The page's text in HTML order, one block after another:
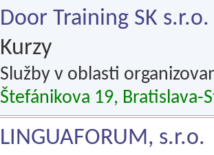
Door Training SK s.r.o.
Kurzy
Služby v oblasti
Štefánikova 19, Bratislava-
LINGUAFORUM, s.r.o.